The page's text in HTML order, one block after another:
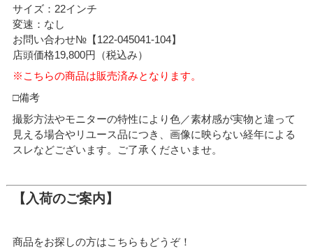
サイズ：22インチ
変速：なし
お問い合わせ№【122-045041-104】
店頭価格19,800円（税込み）
※こちらの商品は販売済みとなります。
□備考
撮影方法やモニターの特性により色／素材感が実物と違って
見える場合やリユース品につき、画像に映らない経年による
スレなどございます。ご了承くださいませ。
【入荷のご案内】
商品をお探しの方はこちらもどうぞ！